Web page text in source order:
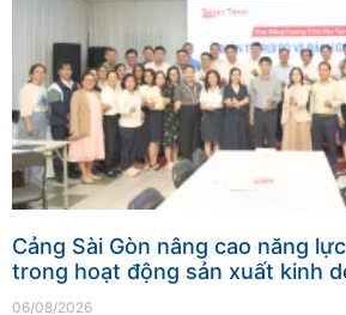
Cảng Sài Gòn nâng cao năng
trong hoạt động sản xuất kinh
06/08/2026